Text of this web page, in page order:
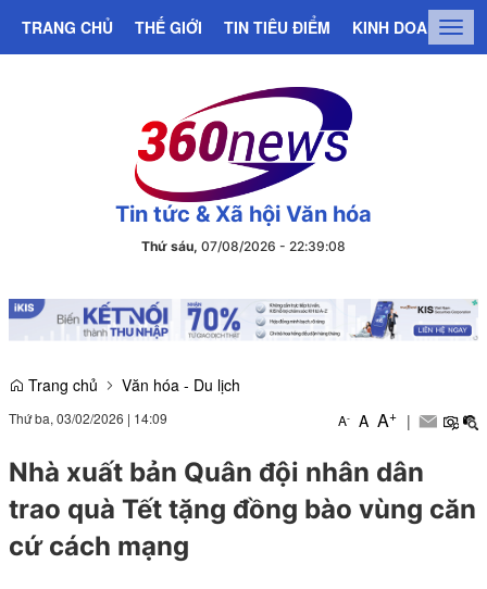
TRANG CHỦ THẾ GIỚI TIN TIÊU ĐIỂM KINH DOANH
Tin tức & Xã hội Văn hóa
Thứ sáu, 07/08/2026 - 22:39:09
Trang chủ Văn hóa - Du lịch
Thứ ba, 03/02/2026 | 14:09 A- A A+ |
Nhà xuất bản Quân đội nhân dân
trao quà Tết tặng đồng bào vùng căn
cứ cách mạng